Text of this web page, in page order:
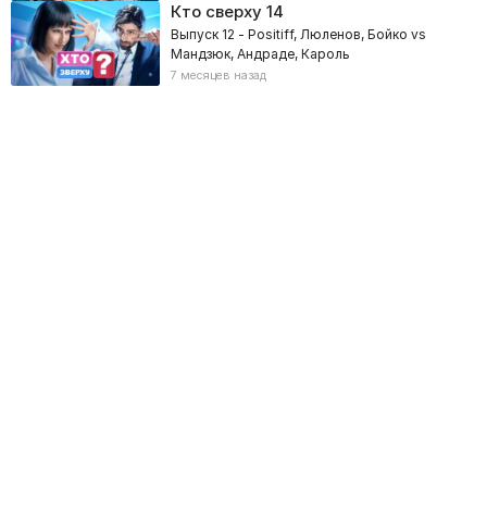
Кто сверху14
Выпуск 12 - Positiff, Люленов, Бойко vs
Мандзюк, Андраде, Кароль
7 месяцев назад